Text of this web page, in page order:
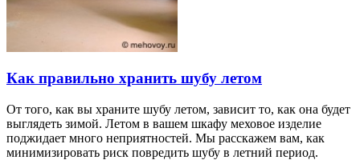
Как правильно хранить шубу летом
От того, как вы храните шубу летом, зависит то, как она будет
выглядеть зимой. Летом в вашем шкафу меховое изделие
поджидает много неприятностей. Мы расскажем вам, как
минимизировать риск повредить шубу в летний период.